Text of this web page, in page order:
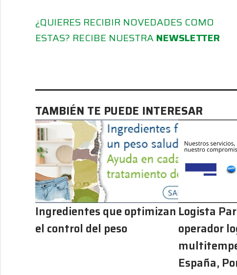
¿QUIERES RECIBIR NOVEDADES COMO
ESTAS? RECIBE NUESTRA NEWSLETTER
TAMBIÉN TE PUEDE INTERESAR
Ingredientes que optimizan
el control del peso
Logista
operador
España,